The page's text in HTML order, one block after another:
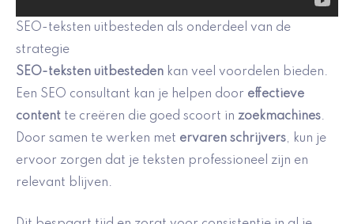
SEO-teksten uitbesteden als onderdeel van de
strategie
SEO-teksten uitbesteden kan veel voordelen bieden.
Een SEO consultant kan je helpen door effectieve
content te creëren die goed scoort in zoekmachines.
Door samen te werken met ervaren schrijvers, kun je
ervoor zorgen dat je teksten professioneel zijn en
relevant blijven.